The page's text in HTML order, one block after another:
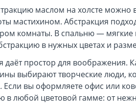
маслом на холсте можно
мастихином. Абстракция
комнаты. В спальню —
в нужных цветах и
даёт простор для воображения.
выбирают творческие люди,
Если вы оформляете офис или
в любой цветовой гамме: от